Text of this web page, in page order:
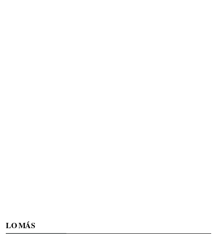
LO MÁS